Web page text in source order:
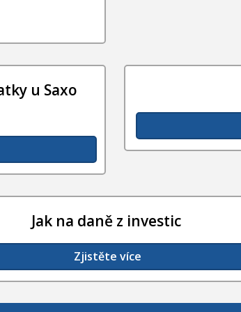
u Saxo
Jak na daně z investic
Zjistěte více